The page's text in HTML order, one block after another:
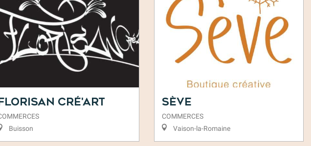
Cré'art
Buisson
Sève
COMMERCES
Vaison-la-Romaine